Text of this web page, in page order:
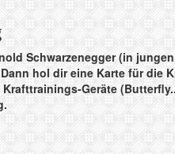
Schwarzenegger (in
hol dir eine Karte für die
Geräte